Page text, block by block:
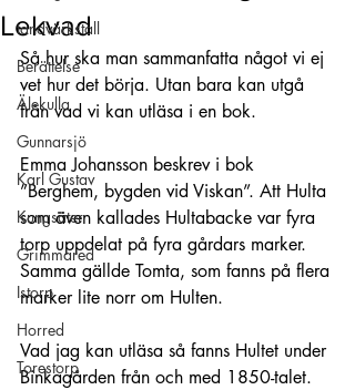
tandvärkstall
Berättelse
Älekulla
Gunnarsjö
Karl Gustav
Kungsäter
Grimmared
Istorp
Horred
Torestorp
Lekvad
Så hur ska man sammanfatta något vi ej
vet hur det börja. Utan bara kan utgå
från vad vi kan utläsa i en bok.
Emma Johansson beskrev i bok
”Berghem, bygden vid Viskan”. Att Hulta
som även kallades Hultabacke var fyra
torp uppdelat på fyra gårdars marker.
Samma gällde Tomta, som fanns på flera
marker lite norr om Hulten.
Vad jag kan utläsa så fanns Hultet under
Binkagården från och med 1850-talet.